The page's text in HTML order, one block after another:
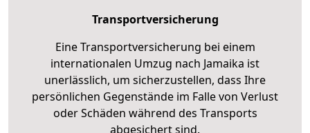
Transportversicherung
Eine Transportversicherung bei einem
internationalen Umzug nach Jamaika ist
unerlässlich, um sicherzustellen, dass Ihre
persönlichen Gegenstände im Falle von Verlust
oder Schäden während des Transports
abgesichert sind.